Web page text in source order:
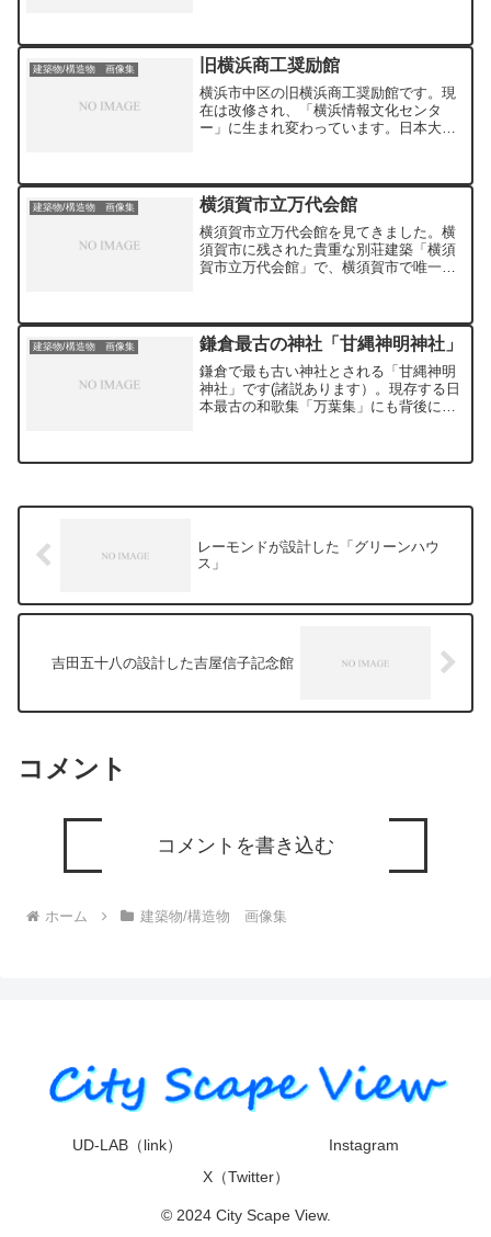
す。俊基公は鎌倉幕府の倒幕を計画した
中心人物です。1332年6月3日に、鎌倉幕
府の手によって葛原岡にて最期を迎えら
れました。鎌倉幕府はその1年後、1333
年に滅亡しました。俊基卿の足跡を明治
維新の先駆けとして明治天皇は深く追慕
岡に俊基卿を御祭神とした神社を創建、
宮内省の下賜金で御社殿を造営、鎮座祭
が執り行われたそうです。平成22年には
二宮尊徳邸内の楠木でつくられたと伝え
られる大黒様(木造）の御霊を「男石」
「女石」にお迎えして 「縁結び石」とし
建築物/構造物 画像集 旧横浜商工奨励館
横浜市中区の旧横浜商工奨励館です。現
在は改修され、「横浜情報文化センタ
ー」に生まれ変わっています。日本大通
に見学できます。旧貴賓室も午後3時まで
開いています。1階に喫茶店、2階にレス
トランがありますので、休憩にも最適で
す
建築物/構造物 画像集 横須賀市立万代会館
横須賀市立万代会館を見てきました。横
須賀市に残された貴重な別荘建築「横須
賀市立万代会館」で、横須賀市で唯一、
されています。建築主は定かではありま
せんが、帝国銀行頭取や母校・青山学院
大学の理事長、ソニー会長などを務めた
万代順四郎氏と妻のトミ夫妻が住んでい
た場所として知られています。建物は数
寄屋建築とサンルームで構成され、昭和
は耐震性の問題から立ち入りできませ
によって失われないように、トミさんの
存・保全対策が望まれています。
建築物/構造物 画像集 鎌倉最古の神社「甘縄神明神社」
鎌倉で最も古い神社とされる「甘縄神明
神社」です(諸説あります）。現存する日
本最古の和歌集「万葉集」にも背後にあ
光名所である長谷の鎮守として長年にわ
め、国土安泰、家運隆昌、開運招福、五
安産祈願、延命長寿、五穀豊穣、開運厄
除け、学業成就・合格祈願といったご利
レーモンドが設計した「グリーンハウ
ス」
吉田五十八の設計した吉屋信子記念館
コメント
コメントを書き込む
ホーム 建築物/構造物 画像集
UD-LAB（link）
Instagram
X（Twitter）
© 2024 City Scape View.